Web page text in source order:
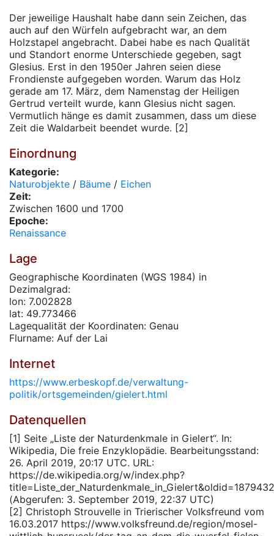
Der jeweilige Haushalt habe dann sein Zeichen, das
auch auf den Würfeln aufgebracht war, an dem
Holzstapel angebracht. Dabei habe es nach Qualität
und Standort enorme Unterschiede gegeben, sagt
Glesius. Erst in den 1950er Jahren seien diese
Frondienste aufgegeben worden. Warum das Holz
gerade am 17. März, dem Namenstag der Heiligen
Gertrud verteilt wurde, kann Glesius nicht sagen.
Vermutlich hänge es damit zusammen, dass um diese
Zeit die Waldarbeit beendet wurde. [2]
Einordnung
Kategorie:
Naturobjekte / Bäume / Eichen
Zeit:
Zwischen 1600 und 1700
Epoche:
Renaissance
Lage
Geographische Koordinaten (WGS 1984) in
Dezimalgrad:
lon: 7.002828
lat: 49.773466
Lagequalität der Koordinaten: Genau
Flurname: Auf der Lai
Internet
https://www.erbeskopf.de/verwaltung-
politik/ortsgemeinden/gielert.html
Datenquellen
[1] Seite „Liste der Naturdenkmale in Gielert“. In:
Wikipedia, Die freie Enzyklopädie. Bearbeitungsstand:
26. April 2019, 20:17 UTC. URL:
https://de.wikipedia.org/w/index.php?
(Abgerufen: 3. September 2019, 22:37 UTC)
[2] Christoph Strouvelle in Trierischer Volksfreund vom
16.03.2017 https://www.volksfreund.de/region/mosel-